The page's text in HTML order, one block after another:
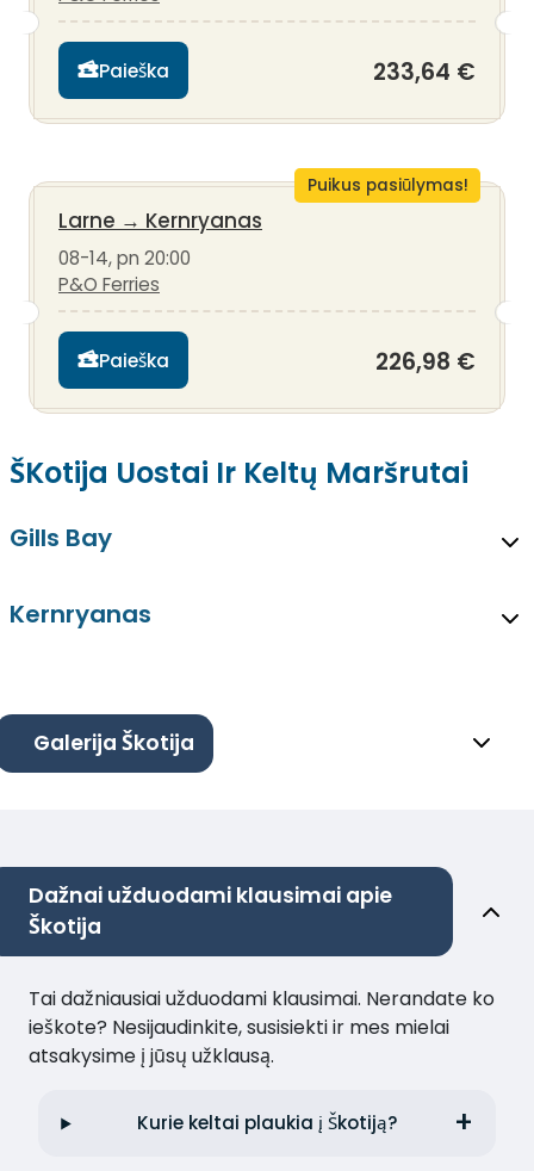
Paieška 233,64 €
Puikus pasiūlymas!
Larne → Kernryanas
08-14, pn 20:00
P&O Ferries
Paieška 226,98 €
ŠKotija Uostai Ir Keltų Maršrutai
Gills Bay
Kernryanas
Galerija Škotija
Dažnai užduodami klausimai apie
Škotija
Tai dažniausiai užduodami klausimai. Nerandate ko
ieškote? Nesijaudinkite, susisiekti ir mes mielai
atsakysime į jūsų užklausą.
Kurie keltai plaukia į Škotiją?